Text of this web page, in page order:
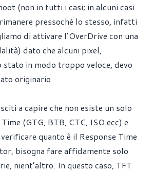
(non in tutti i casi; in alcuni casi
pressochè lo stesso, infatti
di attivare l’OverDrive con una
dato che alcuni pixel,
in modo troppo veloce, devo
originario.
a capire che non esiste un solo
(GTG, BTB, CTC, ISO ecc) e
quanto è il Response Time
bisogna fare affidamente solo
nient’altro. In questo caso, TFT